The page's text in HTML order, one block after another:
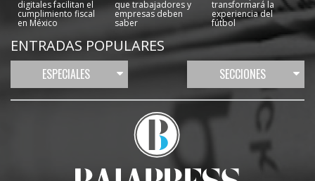
digitales facilitan el
cumplimiento fiscal
en México
que trabajadores y
empresas deben
saber
transformará la
experiencia del
fútbol
ENTRADAS POPULARES
ESPECIALES SECCIONES